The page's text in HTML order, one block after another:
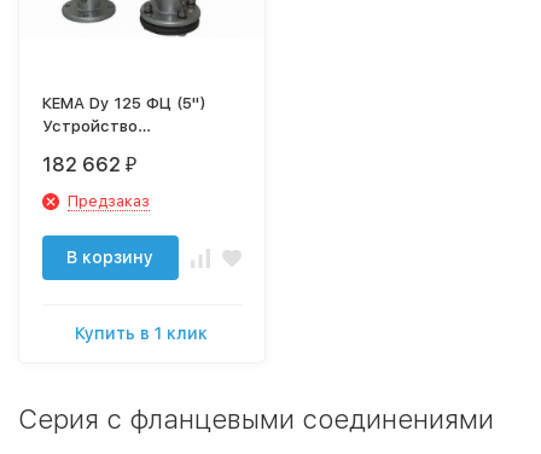
КЕМА Dy 125 ФЦ (5")
Устройство
от накипи и коррозии
182 662 ₽
Предзаказ
В корзину
Купить в 1 клик
Серия с фланцевыми соединениями